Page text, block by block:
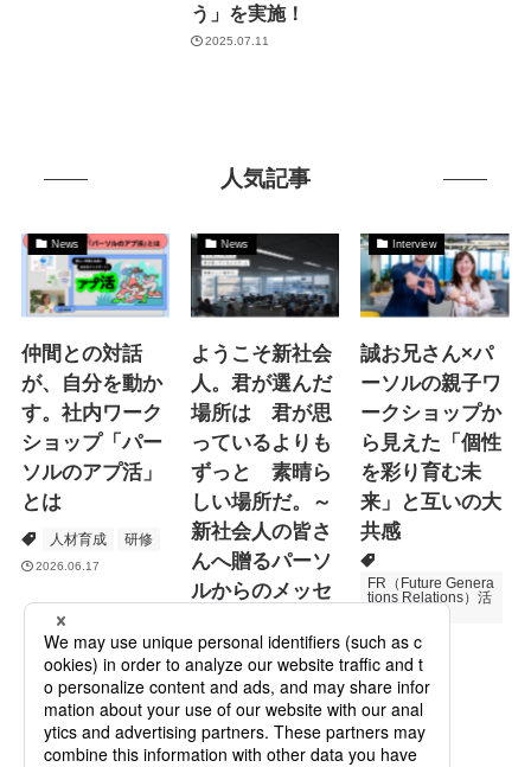
う」を実施！
2025.07.11
人気記事
News
仲間との対話
が、自分を動か
す。社内ワーク
ショップ「パー
ソルのアプ活」
とは
人材育成 研修
2026.06.17
News
ようこそ新社会
人。君が選んだ
場所は 君が思
っているよりも
ずっと 素晴ら
しい場所だ。～
新社会人の皆さ
んへ贈るパーソ
ルからのメッセ
Specialized Servic
es
プロモーション
Interview
誠お兄さん×パ
ーソルの親子ワ
ークショップか
ら見えた「個性
を彩り育む未
来」と互いの大
共感
FR（Future Genera
tions Relations）活
次世代育成
2026.06.16